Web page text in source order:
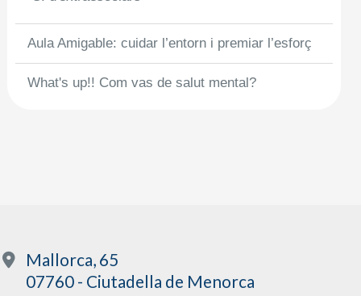
Aula Amigable: cuidar l’entorn i premiar l’esforç
What's up!! Com vas de salut mental?
Mallorca, 65
07760 - Ciutadella de Menorca